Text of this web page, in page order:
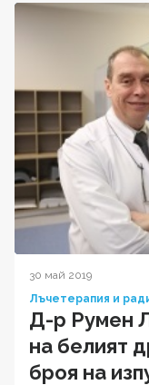
30 май 2019
Лъчетерапия и
Д-р Румен
на белият
броя на